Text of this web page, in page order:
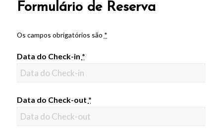
Formulário de Reserva
Os campos obrigatórios são *
Data do Check-in *
Data do Check-out *